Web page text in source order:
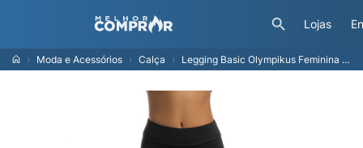
Lojas
Moda e Acessórios Calça Legging Basic Olympikus Feminina P Preto